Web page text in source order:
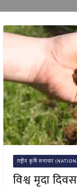
राष्ट्रीय कृषि समाचार
विश्व मृदा